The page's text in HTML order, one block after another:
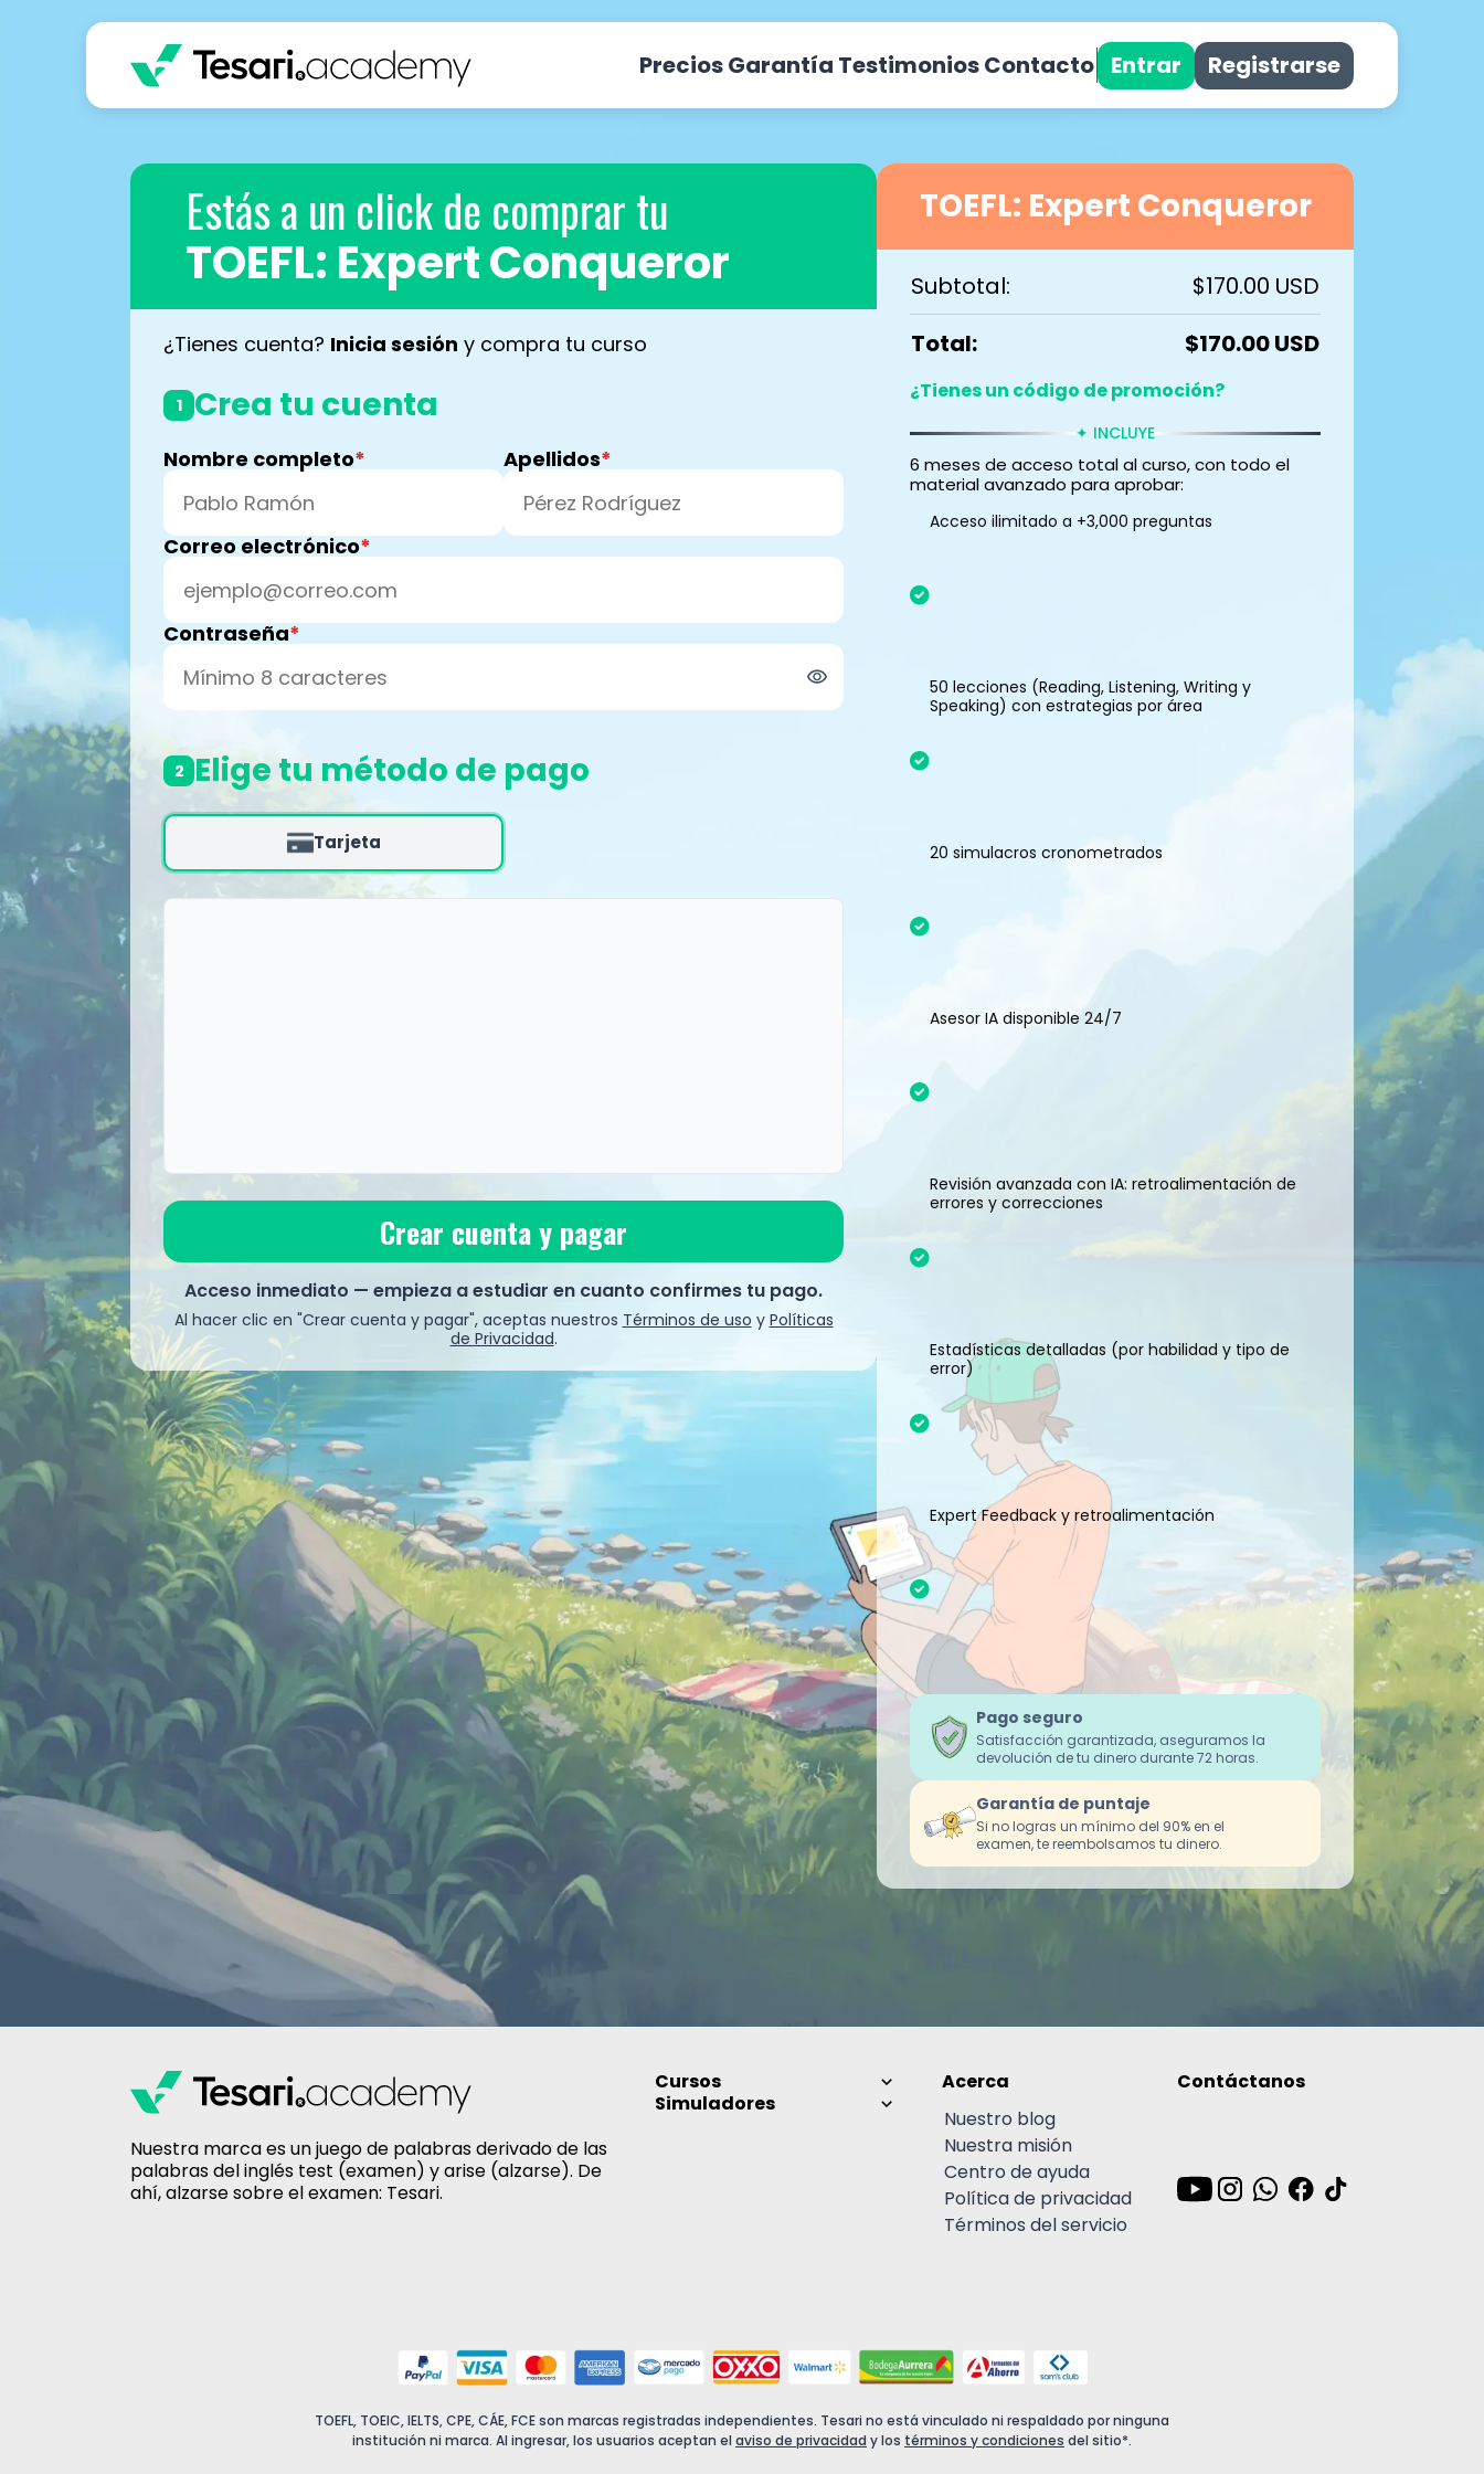
PreciosGarantía TestimoniosContacto Entrar Registrarse
Estás a un click de comprar tu
TOEFL: Expert Conqueror
¿Tienes cuenta? Inicia sesión y compra tu curso
1 Crea tu cuenta
Nombre completo Apellidos
Correo electrónico
Contraseña
2 Elige tu método de pago
Tarjeta
Nombre del titular
Crear cuenta y pagar
Acceso inmediato — empieza a estudiar en cuanto confirmes tu pago.
Al hacer clic en "Crear cuenta y pagar", aceptas nuestros Términos de uso y Políticas
de Privacidad.
TOEFL: Expert Conqueror
Subtotal:
$170.00 USD
Total:
$170.00 USD
¿Tienes un código de promoción?
Aplicar
✦ INCLUYE
6 meses de acceso total al curso, con todo el
material avanzado para aprobar:
Acceso ilimitado a +3,000 preguntas
50 lecciones (Reading, Listening, Writing y
Speaking) con estrategias por área
20 simulacros cronometrados
Asesor IA disponible 24/7
Revisión avanzada con IA: retroalimentación de
errores y correcciones
Estadísticas detalladas (por habilidad y tipo de
error)
Expert Feedback y retroalimentación
Pago seguro
Satisfacción garantizada, aseguramos la
devolución de tu dinero durante 72 horas.
Garantía de puntaje
Si no logras un mínimo del 90% en el
examen, te reembolsamos tu dinero.
Nuestra marca es un juego de palabras derivado de las
palabras del inglés test (examen) y arise (alzarse). De
ahí, alzarse sobre el examen: Tesari.
Cursos
Simuladores
Acerca
Nuestro blog
Nuestra misión
Centro de ayuda
Política de privacidad
Términos del servicio
Contáctanos
TOEFL, TOEIC, IELTS, CPE, CÁE, FCE son marcas registradas independientes. Tesari no está vinculado ni respaldado por ninguna
institución ni marca. Al ingresar, los usuarios aceptan el aviso de privacidad y los términos y condiciones del sitio*.